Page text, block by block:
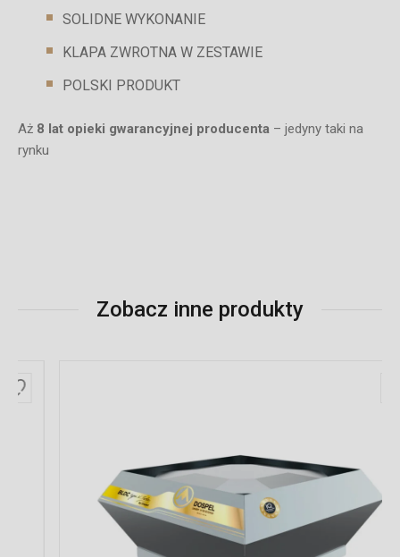
SOLIDNE WYKONANIE
KLAPA ZWROTNA W ZESTAWIE
POLSKI PRODUKT
Aż 8 lat opieki gwarancyjnej producenta – jedyny taki na
rynku
Zobacz inne produkty